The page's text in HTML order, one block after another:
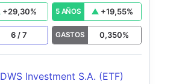
+29,30% 5 AÑOS +19,55%
6 /7 GASTOS 0,350%
DWS Investment S.A. (ETF)